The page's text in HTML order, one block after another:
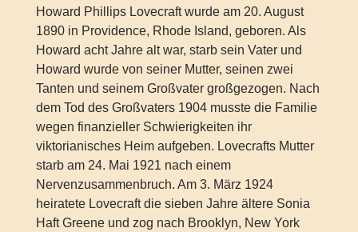
Howard Phillips Lovecraft wurde am 20. August
1890 in Providence, Rhode Island, geboren. Als
Howard acht Jahre alt war, starb sein Vater und
Howard wurde von seiner Mutter, seinen zwei
Tanten und seinem Großvater großgezogen. Nach
dem Tod des Großvaters 1904 musste die Familie
wegen finanzieller Schwierigkeiten ihr
viktorianisches Heim aufgeben. Lovecrafts Mutter
starb am 24. Mai 1921 nach einem
Nervenzusammenbruch. Am 3. März 1924
heiratete Lovecraft die sieben Jahre ältere Sonia
Haft Greene und zog nach Brooklyn, New York